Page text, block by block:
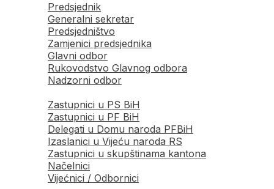
Predsjednik
Generalni sekretar
Predsjedništvo
Zamjenici predsjednika
Glavni odbor
Rukovodstvo Glavnog odbora
Nadzorni odbor
Zastupnici u PS BiH
Zastupnici u PF BiH
Delegati u Domu naroda PFBiH
Izaslanici u Vijeću naroda RS
Zastupnici u skupštinama kantona
Načelnici
Vijećnici / Odbornici